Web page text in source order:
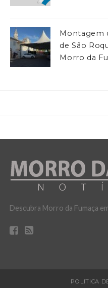
Montagem
de São
Morro da
Descubra Morro da Fumaça
POLITICA